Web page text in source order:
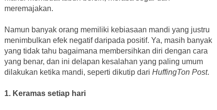
meremajakan.
Namun banyak orang memiliki kebiasaan mandi yang justru
menimbulkan efek negatif daripada positif. Ya, masih banyak
yang tidak tahu bagaimana membersihkan diri dengan cara
yang benar, dan ini delapan kesalahan yang paling umum
dilakukan ketika mandi, seperti dikutip dari HuffingTon Post.
1. Keramas setiap hari